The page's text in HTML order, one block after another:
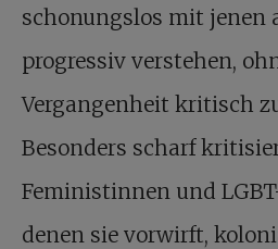
schonungslos mit jenen
progressiv verstehen,
Vergangenheit kritisch
Besonders scharf
Feministinnen und
denen sie vorwirft,